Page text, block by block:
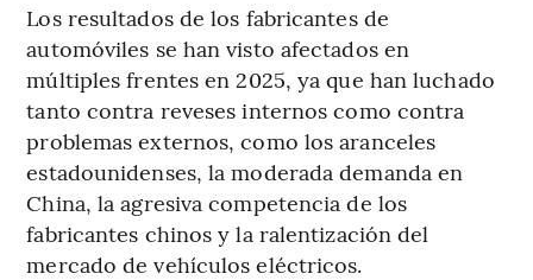
Los resultados de los fabricantes de
automóviles se han visto afectados en
múltiples frentes en 2025, ya que han luchado
tanto contra reveses internos como contra
problemas externos, como los aranceles
estadounidenses, la moderada demanda en
China, la agresiva competencia de los
fabricantes chinos y la ralentización del
mercado de vehículos eléctricos.